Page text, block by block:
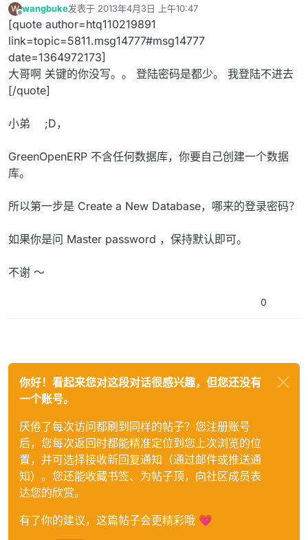
W
离线
wangbuke发表于 2013年4月3日 上午10:47
最后由 编辑
[quote author=htq110219891
link=topic=5811.msg14777#msg14777
date=1364972173]
大哥啊 关键的你没写。。 登陆密码是都少。 我登陆不进去
[/quote]
小弟 ;D，
GreenOpenERP 不含任何数据库，你要自己创建一个数据
库。
所以第一步是 Create a New Database，哪来的登录密码？
如果你是问 Master password ，保持默认即可。
不谢 ～
0
你好！看起来您对这段对话很感兴趣，但您还没有
一个账号。
厌倦了每次访问都刷到同样的帖子？您注册账号
后，您每次返回时都能精准定位到您上次浏览的位
置，并可选择接收新回复通知（通过邮件或推送通
知）。您还能收藏书签、为帖子顶，向社区成员表
达您的欣赏。
有了你的建议，这篇帖子会更精彩哦 💗